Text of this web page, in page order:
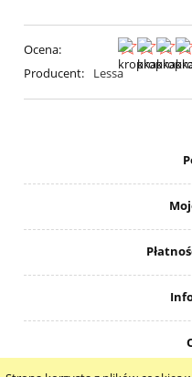
Ocena:
Producent:
Lessa